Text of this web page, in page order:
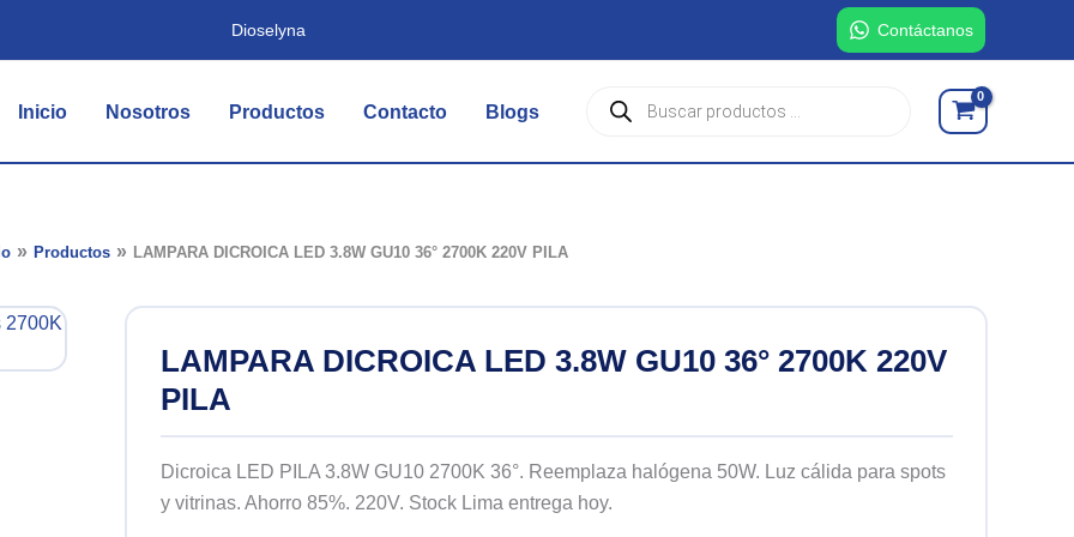
Dioselyna Contáctanos
Inicio Nosotros Productos Contacto Blogs
Búsqueda
Productos LAMPARA DICROICA LED 3.8W GU10 36° 2700K 220V PILA
LAMPARA DICROICA LED 3.8W GU10 36° 2700K 220V
PILA
Dicroica LED PILA 3.8W GU10 2700K 36°. Reemplaza halógena 50W. Luz cálida para spots
y vitrinas. Ahorro 85%. 220V. Stock Lima entrega hoy.